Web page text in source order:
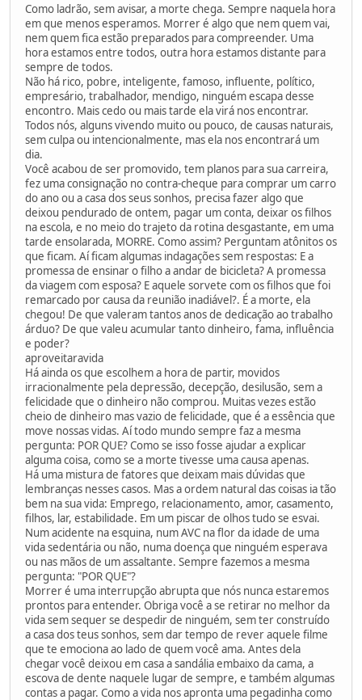
Como ladrão, sem avisar, a morte chega. Sempre naquela hora
em que menos esperamos. Morrer é algo que nem quem vai,
nem quem fica estão preparados para compreender. Uma
hora estamos entre todos, outra hora estamos distante para
sempre de todos.
Não há rico, pobre, inteligente, famoso, influente, político,
empresário, trabalhador, mendigo, ninguém escapa desse
encontro. Mais cedo ou mais tarde ela virá nos encontrar.
Todos nós, alguns vivendo muito ou pouco, de causas naturais,
sem culpa ou intencionalmente, mas ela nos encontrará um
dia.
Você acabou de ser promovido, tem planos para sua carreira,
fez uma consignação no contra-cheque para comprar um carro
do ano ou a casa dos seus sonhos, precisa fazer algo que
deixou pendurado de ontem, pagar um conta, deixar os filhos
na escola, e no meio do trajeto da rotina desgastante, em uma
tarde ensolarada, MORRE. Como assim? Perguntam atônitos os
que ficam. Aí ficam algumas indagações sem respostas: E a
promessa de ensinar o filho a andar de bicicleta? A promessa
da viagem com esposa? E aquele sorvete com os filhos que foi
remarcado por causa da reunião inadiável?. É a morte, ela
chegou! De que valeram tantos anos de dedicação ao trabalho
árduo? De que valeu acumular tanto dinheiro, fama, influência
e poder?
aproveitaravida
Há ainda os que escolhem a hora de partir, movidos
irracionalmente pela depressão, decepção, desilusão, sem a
felicidade que o dinheiro não comprou. Muitas vezes estão
cheio de dinheiro mas vazio de felicidade, que é a essência que
move nossas vidas. Aí todo mundo sempre faz a mesma
pergunta: POR QUE? Como se isso fosse ajudar a explicar
alguma coisa, como se a morte tivesse uma causa apenas.
Há uma mistura de fatores que deixam mais dúvidas que
lembranças nesses casos. Mas a ordem natural das coisas ia tão
bem na sua vida: Emprego, relacionamento, amor, casamento,
filhos, lar, estabilidade. Em um piscar de olhos tudo se esvai.
Num acidente na esquina, num AVC na flor da idade de uma
vida sedentária ou não, numa doença que ninguém esperava
ou nas mãos de um assaltante. Sempre fazemos a mesma
pergunta: "POR QUE"?
Morrer é uma interrupção abrupta que nós nunca estaremos
prontos para entender. Obriga você a se retirar no melhor da
vida sem sequer se despedir de ninguém, sem ter construído
a casa dos teus sonhos, sem dar tempo de rever aquele filme
que te emociona ao lado de quem você ama. Antes dela
chegar você deixou em casa a sandália embaixo da cama, a
escova de dente naquele lugar de sempre, e também algumas
contas a pagar. Como a vida nos apronta uma pegadinha como